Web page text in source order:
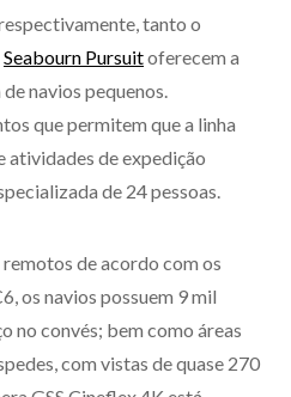
tanto o
Seabourn Pursuitoferecem a
navios pequenos.
que permitem que a linha
atividades de expedição
de 24 pessoas.
de acordo com os
os navios possuem 9 mil
no convés; bem como áreas
com vistas de quase 270